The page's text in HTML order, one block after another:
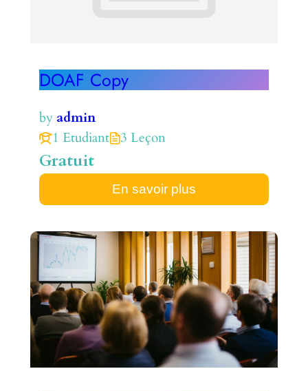
DOAF Copy
by admin
1 Etudiant
3 Leçon
Gratuit
En savoir plus